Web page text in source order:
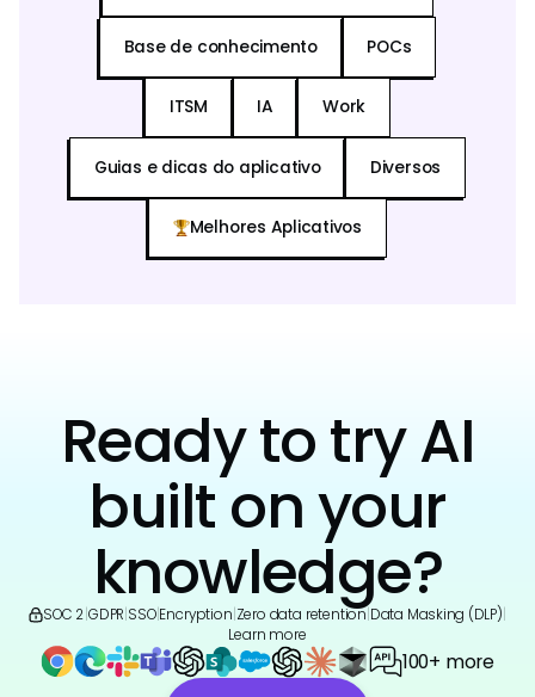
Base de conhecimento POCs
ITSM IA Work
Guias e dicas do aplicativo Diversos
Melhores Aplicativos
Ready to try AI
built on your
knowledge?
SOC 2 GDPR SSO|Encryption Zero data retention Data Masking (DLP)
Learn more
100+ more